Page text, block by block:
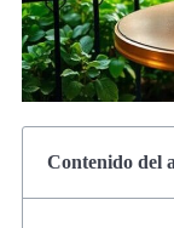
Contenido del